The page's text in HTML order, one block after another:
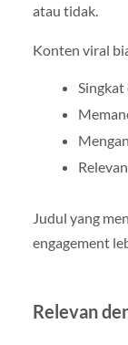
atau tidak.
Konten viral
Singkat
Judul yang
engagement
Relevan